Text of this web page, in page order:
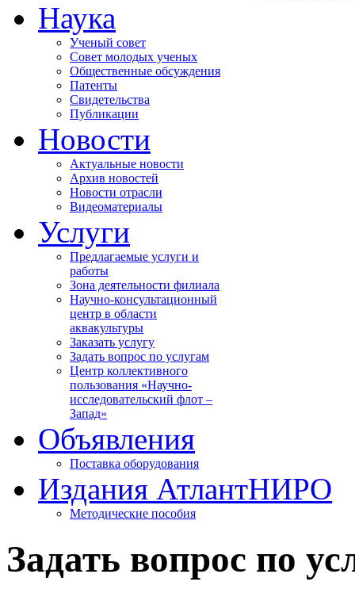
Наука
Ученый совет
Совет молодых ученых
Общественные обсуждения
Патенты
Свидетельства
Публикации
Новости
Актуальные новости
Архив новостей
Новости отрасли
Видеоматериалы
Услуги
Предлагаемые услуги и
работы
Зона деятельности филиала
Научно-консультационный
центр в области
аквакультуры
Заказать услугу
Задать вопрос по услугам
Центр коллективного
пользования «Научно-
исследовательский флот –
Запад»
Объявления
Поставка оборудования
Издания АтлантНИРО
Методические пособия
Задать вопрос по